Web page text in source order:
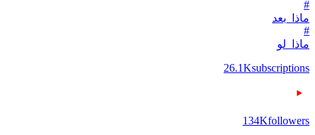
#
ماذا_بعد
#
ماذا_لو
26.1Ksubscriptions
134Kfollowers